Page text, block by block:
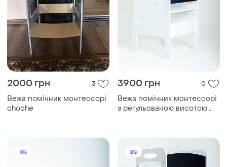
2000 грн 3
Вежа помічник монтессорі
ohoche
3900 грн 0
Вежа помічник монтессорі
з регульованою висотою